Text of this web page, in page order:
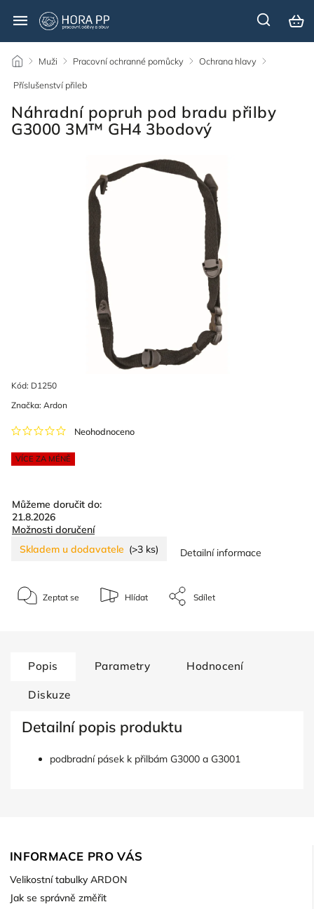
/ Muži / Pracovní ochranné pomůcky / Ochrana hlavy /
Příslušenství přileb
Náhradní popruh pod bradu přilby
G3000 3M™ GH4 3bodový
Kód: D1250
VÍCE ZA MÉNĚ
Neohodnoceno
Značka: Ardon
Můžeme doručit do:
21.8.2026
Možnosti doručení
Skladem u dodavatele (>3 ks) Detailní informace
Zeptat se Hlídat Sdílet
Popis Parametry Hodnocení
Diskuze
Detailní popis produktu
podbradní pásek k přilbám G3000 a G3001
INFORMACE PRO VÁS
Velikostní tabulky ARDON
Jak se správně změřit